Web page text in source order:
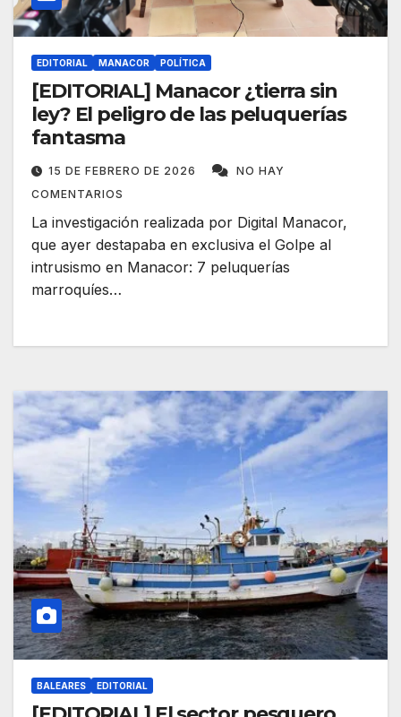
EDITORIAL MANACOR POLÍTICA
[EDITORIAL] Manacor ¿tierra sin
ley? El peligro de las peluquerías
fantasma
15 DE FEBRERO DE 2026
NO HAY
COMENTARIOS
La investigación realizada por Digital Manacor,
que ayer destapaba en exclusiva el Golpe al
intrusismo en Manacor: 7 peluquerías
marroquíes…
BALEARES EDITORIAL